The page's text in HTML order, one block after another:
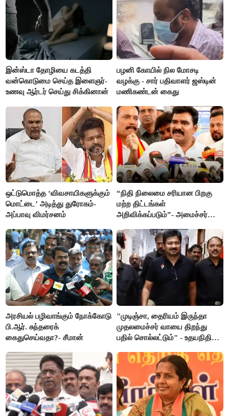
இன்ஸ்டா தோழியை கடத்தி
வன்கொடுமை செய்த இளைஞர்-
உணவு ஆர்டர் செய்து சிக்கினான்
பழனி கோயில் நில மோசடி
வழக்கு - சார் பதிவாளர் ஜஸ்டின்
மணிகண்டன் கைது
ஒட்டுமொத்த ‘விவசாயிகளுக்கும்
மொட்டை’ அடித்து துரோகம்-
அப்பாவு விமர்சனம்
“நிதி நிலைமை சரியான பிறகு
மற்ற திட்டங்கள்
அறிவிக்கப்படும்”- அமைச்சர்
அரசியல் பழிவாங்கும் நோக்கோடு
பி.ஆர். சுந்தரைக்
கைதுசெய்வதா?- சீமான்
"முடிஞ்சா, தைரியம் இருந்தா
முதலமைச்சர் வாயை திறந்து
பதில் சொல்லட்டும்" - உதயநிதி